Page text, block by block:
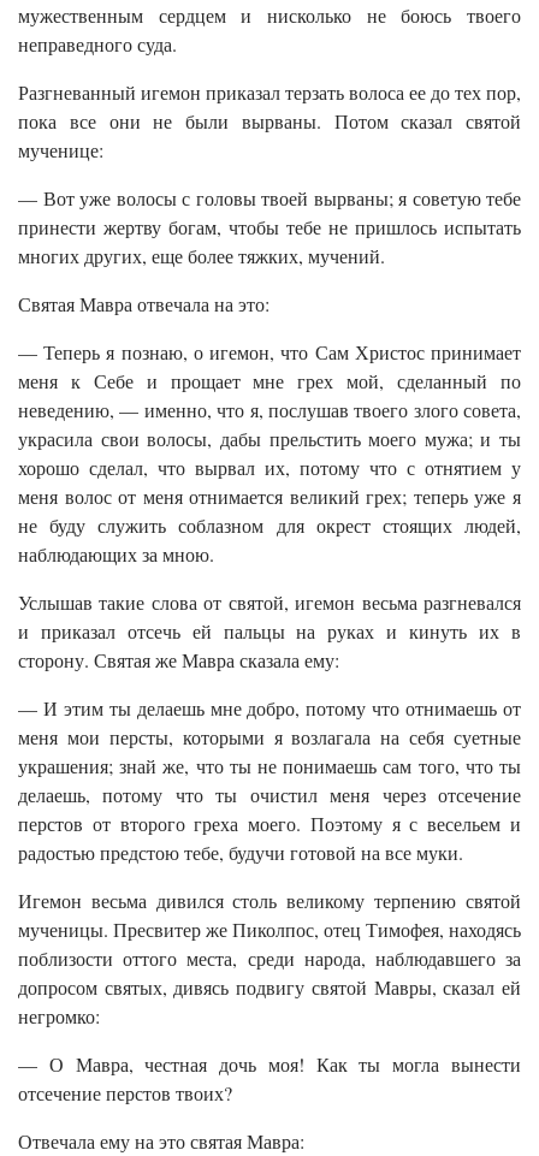
мужественным сердцем и нисколько не боюсь твоего
неправедного суда.
Разгневанный игемон приказал терзать волоса ее до тех пор,
пока все они не были вырваны. Потом сказал святой
мученице:
— Вот уже волосы с головы твоей вырваны; я советую тебе
принести жертву богам, чтобы тебе не пришлось испытать
многих других, еще более тяжких, мучений.
Святая Мавра отвечала на это:
— Теперь я познаю, о игемон, что Сам Христос принимает
меня к Себе и прощает мне грех мой, сделанный по
неведению, — именно, что я, послушав твоего злого совета,
украсила свои волосы, дабы прельстить моего мужа; и ты
хорошо сделал, что вырвал их, потому что с отнятием у
меня волос от меня отнимается великий грех; теперь уже я
не буду служить соблазном для окрест стоящих людей,
наблюдающих за мною.
Услышав такие слова от святой, игемон весьма разгневался
и приказал отсечь ей пальцы на руках и кинуть их в
сторону. Святая же Мавра сказала ему:
— И этим ты делаешь мне добро, потому что отнимаешь от
меня мои персты, которыми я возлагала на себя суетные
украшения; знай же, что ты не понимаешь сам того, что ты
делаешь, потому что ты очистил меня через отсечение
перстов от второго греха моего. Поэтому я с весельем и
радостью предстою тебе, будучи готовой на все муки.
Игемон весьма дивился столь великому терпению святой
мученицы. Пресвитер же Пиколпос, отец Тимофея, находясь
поблизости оттого места, среди народа, наблюдавшего за
допросом святых, дивясь подвигу святой Мавры, сказал ей
негромко:
— О Мавра, честная дочь моя! Как ты могла вынести
отсечение перстов твоих?
Отвечала ему на это святая Мавра: